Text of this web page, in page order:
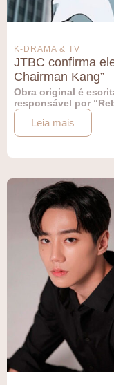
K-DRAMA & TV
JTBC confirma
Chairman Kang”
Obra original é
responsável por
Leia mais